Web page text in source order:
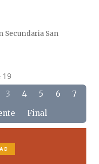
Secundaria San
19
3 4 5 6
7
Final